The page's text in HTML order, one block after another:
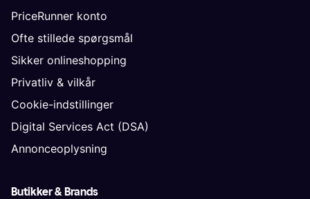
PriceRunner konto
Ofte stillede spørgsmål
Sikker onlineshopping
Privatliv & vilkår
Cookie-indstillinger
Digital Services Act (DSA)
Annonceoplysning
Butikker & Brands